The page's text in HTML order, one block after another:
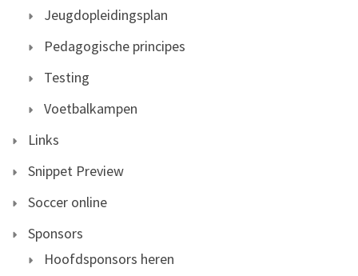
Jeugdopleidingsplan
Pedagogische principes
Testing
Voetbalkampen
Links
Snippet Preview
Soccer online
Sponsors
Hoofdsponsors heren